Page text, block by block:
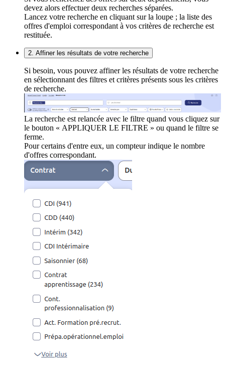
devez alors effectuer deux recherches séparées.
Lancez votre recherche en cliquant sur la loupe ; la liste des
offres d'emploi correspondant à vos critères de recherche est
restituée.
2. Affiner les résultats de votre recherche
Si besoin, vous pouvez affiner les résultats de votre recherche
en sélectionnant des filtres et critères présents sous les critères
de recherche.
La recherche est relancée avec le filtre quand vous cliquez sur
le bouton « APPLIQUER LE FILTRE » ou quand le filtre se
ferme.
Pour certains d'entre eux, un compteur indique le nombre
d'offres correspondant.